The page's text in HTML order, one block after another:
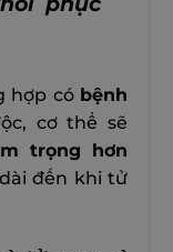
hợp có bệnh
cơ thể sẽ
trọng hơn
đến khi tử